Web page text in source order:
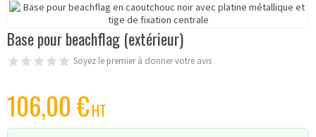
Base pour beachflag (extérieur)
Soyez le premier à donner votre avis
106,00 €HT